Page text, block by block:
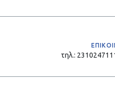
τηλ.: